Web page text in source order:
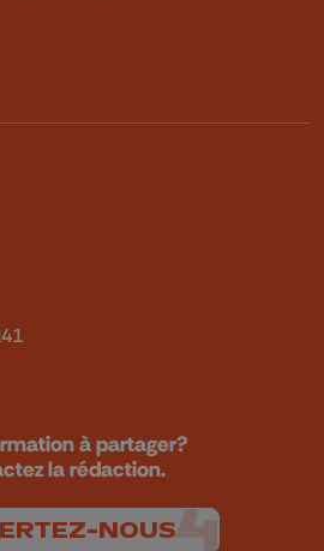
à partager?
la rédaction.
NOUS